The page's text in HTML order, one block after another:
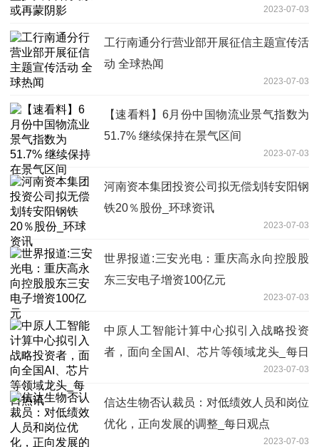
2023-07-03
工行南通分行营业部开展征信主题宣传活
动 全球热闻
2023-07-03
【速看料】6月份中国物流业景气指数为
51.7% 继续保持在景气区间
2023-07-03
河南资本集团投资公司拟无偿划转安阳钢
铁20％股份_环球资讯
2023-07-03
世界报道:三安光电：重庆高永向控股股
东三安电子增资100亿元
2023-07-03
中原人工智能计算中心拟引入战略投资
者，面向全国AI、芯片等领域龙头_每日
2023-07-03
信达生物否认裁员：对低绩效人员和岗位
优化，正向发展的调整_每日观点
2023-07-03